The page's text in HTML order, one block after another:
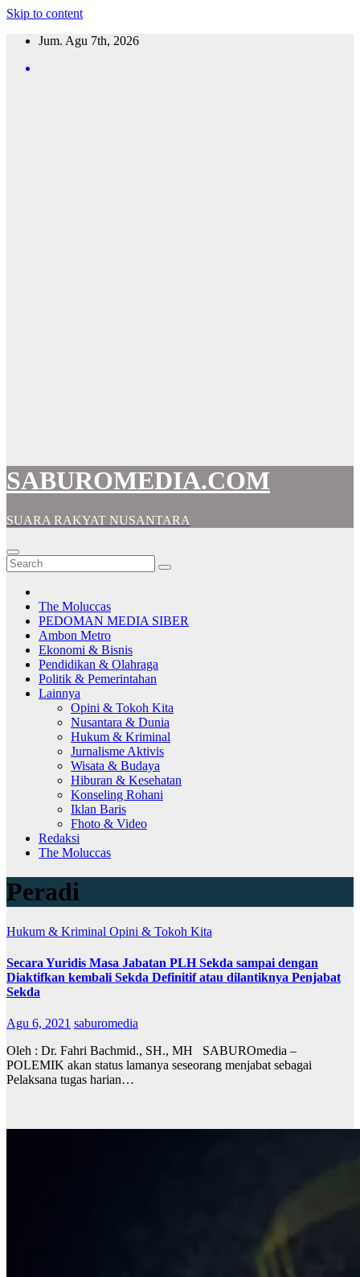
Skip to content
Jum. Agu 7th, 2026
SABUROMEDIA.COM
SUARA RAKYAT NUSANTARA
The Moluccas
PEDOMAN MEDIA SIBER
Ambon Metro
Ekonomi & Bisnis
Pendidikan & Olahraga
Politik & Pemerintahan
Lainnya
Opini & Tokoh Kita
Nusantara & Dunia
Hukum & Kriminal
Jurnalisme Aktivis
Wisata & Budaya
Hiburan & Kesehatan
Konseling Rohani
Iklan Baris
Fhoto & Video
Redaksi
The Moluccas
Peradi
Hukum & Kriminal Opini & Tokoh Kita
Secara Yuridis Masa Jabatan PLH Sekda sampai dengan
Diaktifkan kembali Sekda Definitif atau dilantiknya Penjabat
Sekda
Agu 6, 2021 saburomedia
Oleh : Dr. Fahri Bachmid., SH., MH SABUROmedia –
POLEMIK akan status lamanya seseorang menjabat sebagai
Pelaksana tugas harian…